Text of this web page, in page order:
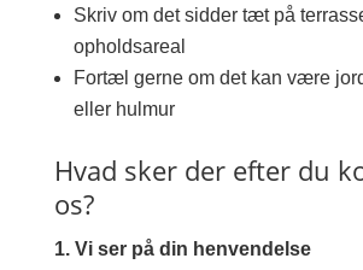
Skriv om det sidder tæt på
opholdsareal
Fortæl gerne om det kan være
eller hulmur
Hvad sker der efter du
os?
1. Vi ser på din henvendelse